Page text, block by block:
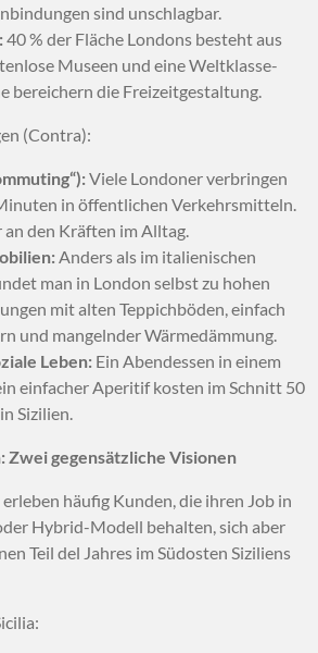
sind unschlagbar.
40 % der Fläche Londons besteht aus
Museen und eine Weltklasse-
bereichern die Freizeitgestaltung.
(Contra):
Viele Londoner verbringen
in öffentlichen Verkehrsmitteln.
den Kräften im Alltag.
Anders als im italienischen
man in London selbst zu hohen
mit alten Teppichböden, einfach
und mangelnder Wärmedämmung.
Leben: Ein Abendessen in einem
einfacher Aperitif kosten im Schnitt 50
Sizilien.
Zwei gegensätzliche Visionen
häufig Kunden, die ihren Job in
Hybrid-Modell behalten, sich aber
Teil del Jahres im Südosten Siziliens